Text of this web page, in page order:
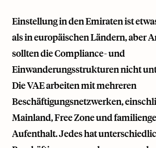
Einstellung in den Emiraten ist
als in europäischen Ländern, aber
sollten die Compliance- und
Einwanderungsstrukturen nicht
Die VAE arbeiten mit mehreren
Beschäftigungsnetzwerken,
Mainland, Free Zone und
Aufenthalt. Jedes hat